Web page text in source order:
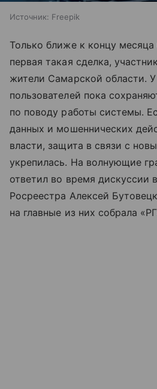
Источник: Freepik
Только ближе к концу
первая такая сделка,
жители Самарской области.
пользователей пока
по поводу работы системы.
данных и мошеннических
власти, защита в связи с
укрепилась. На волнующие
ответил во время дискуссии
Росреестра Алексей
на главные из них собрала